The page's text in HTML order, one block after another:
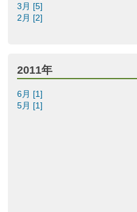
3月 [5]
2月 [2]
2011年
6月 [1]
5月 [1]